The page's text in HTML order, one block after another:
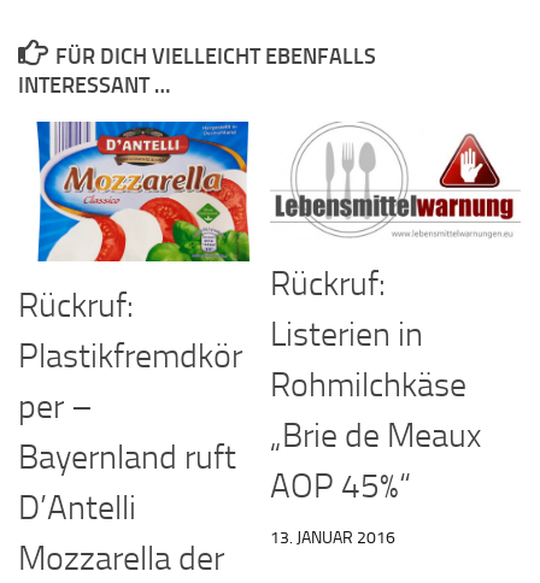
FÜR DICH VIELLEICHT EBENFALLS
INTERESSANT …
Rückruf:
Plastikfremdkör
per –
Bayernland ruft
D’Antelli
Mozzarella der
Rückruf:
Listerien in
Rohmilchkäse
„Brie de Meaux
AOP 45%“
13. JANUAR 2016